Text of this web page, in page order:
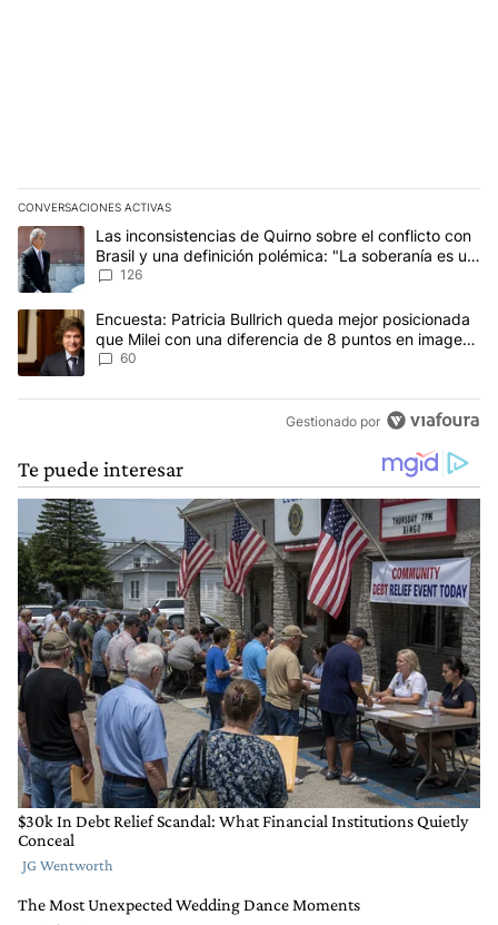
CONVERSACIONES ACTIVAS
Este listado muestra los artículos con más comentarios en los
Un artículo de tendencia con el título "Las inconsistencias de
Las inconsistencias de Quirno sobre el conflicto con
Brasil y una definición polémica: "La soberanía es un
concepto antiguo"
126
Un artículo de tendencia con el título "Encuesta: Patricia
Encuesta: Patricia Bullrich queda mejor posicionada
que Milei con una diferencia de 8 puntos en imagen
negativa
60
Gestionado por